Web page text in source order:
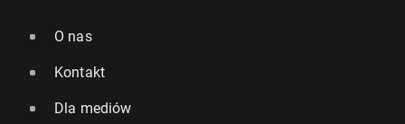
O nas
Kontakt
Dla mediów